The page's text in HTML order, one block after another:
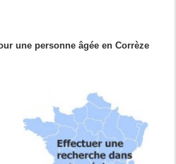
une personne âgée en Corrèze